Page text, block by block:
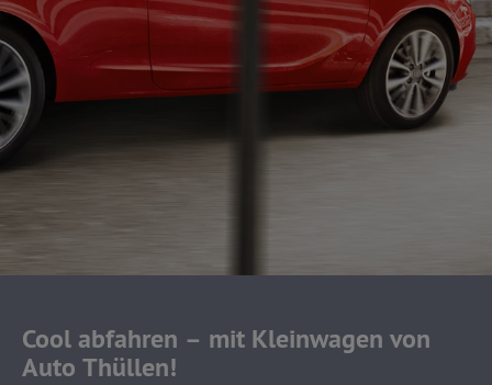
Cool abfahren – mit Kleinwagen von
Auto Thüllen!